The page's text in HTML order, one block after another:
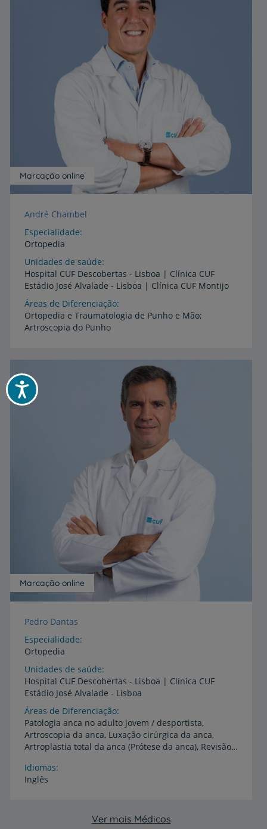
Acessibilidade
Marcação online
André Chambel
Especialidade
Ortopedia
Unidades de saúde
Hospital CUF Descobertas - Lisboa | Clínica CUF
Estádio José Alvalade - Lisboa | Clínica CUF Montijo
Áreas de Diferenciação
Ortopedia e Traumatologia de Punho e Mão;
Artroscopia do Punho
Marcação online
Pedro Dantas
Especialidade
Ortopedia
Unidades de saúde
Hospital CUF Descobertas - Lisboa | Clínica CUF
Estádio José Alvalade - Lisboa
Áreas de Diferenciação
Patologia anca no adulto jovem / desportista,
Artroscopia da anca, Luxação cirúrgica da anca,
Artroplastia total da anca (Prótese da anca), Revisão de artroplastia total da anca
Idiomas
Inglês
Ver mais Médicos